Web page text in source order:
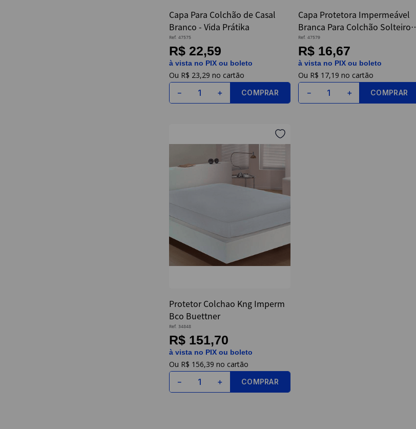
Capa Para Colchão de Casal
Branco - Vida Prátika
Ref. 47575
R$ 22,59
à vista no PIX ou boleto
R$ 23,29
＋
－ COMPRAR
Capa Protetora Impermeável
Branca Para Colchão Solteiro -
Vida Pratika
Ref. 47579
R$ 16,67
à vista no PIX ou boleto
R$ 17,19
＋
－ COMPRAR
Protetor Colchao Kng Imperm
Bco Buettner
Ref. 34848
R$ 151,70
à vista no PIX ou boleto
R$ 156,39
＋
－ COMPRAR